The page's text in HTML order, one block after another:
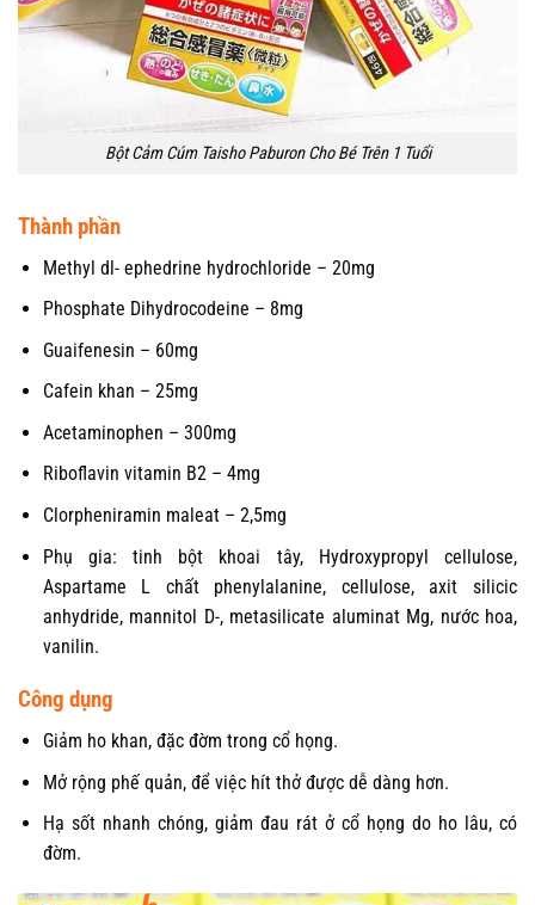
Bột Cảm Cúm Taisho Paburon Cho Bé Trên 1 Tuổi
Thành phần
Methyl dl- ephedrine hydrochloride – 20mg
Phosphate Dihydrocodeine – 8mg
Guaifenesin – 60mg
Cafein khan – 25mg
Acetaminophen – 300mg
Riboflavin vitamin B2 – 4mg
Clorpheniramin maleat – 2,5mg
Phụ gia: tinh bột khoai tây, Hydroxypropyl cellulose,
Aspartame L chất phenylalanine, cellulose, axit silicic
anhydride, mannitol D-, metasilicate aluminat Mg, nước hoa,
vanilin.
Công dụng
Giảm ho khan, đặc đờm trong cổ họng.
Mở rộng phế quản, để việc hít thở được dễ dàng hơn.
Hạ sốt nhanh chóng, giảm đau rát ở cổ họng do ho lâu, có
đờm.